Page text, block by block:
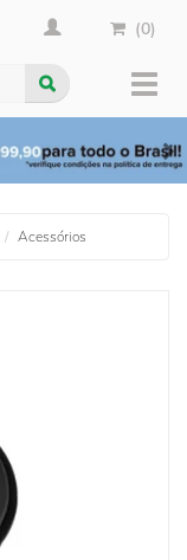
(0)
Acessórios